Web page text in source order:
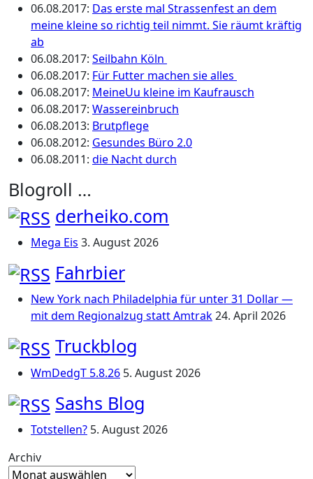
06.08.2017: Das erste mal Strassenfest an dem
meine kleine so richtig teil nimmt. Sie räumt kräftig
ab
06.08.2017: Seilbahn Köln
06.08.2017: Für Futter machen sie alles
06.08.2017: MeineUu kleine im Kaufrausch
06.08.2017: Wassereinbruch
06.08.2013: Brutpflege
06.08.2012: Gesundes Büro 2.0
06.08.2011: die Nacht durch
Blogroll …
derheiko.com
Mega Eis 3. August 2026
Fahrbier
New York nach Philadelphia für unter 31 Dollar —
mit dem Regionalzug statt Amtrak24. April 2026
Truckblog
WmDedgT 5.8.26 5. August 2026
Sashs Blog
Totstellen? 5. August 2026
Archiv